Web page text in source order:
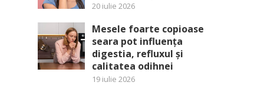
20 iulie 2026
Mesele foarte copioase
seara pot influența
digestia, refluxul și
calitatea odihnei
19 iulie 2026